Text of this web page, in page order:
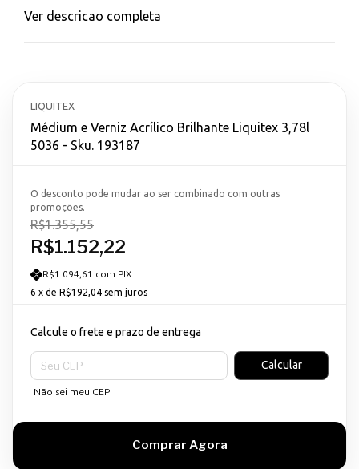
Ver descricao completa
LIQUITEX
Médium e Verniz Acrílico Brilhante Liquitex 3,78l
5036 - Sku. 193187
R$1.152,22
R$1.355,55
O desconto pode mudar ao ser combinado com outras
promoções.
R$1.094,61 com PIX
6 x de R$192,04 sem juros
Calcule o frete e prazo de entrega
Entregas para o CEP:
Calcular
Não sei meu CEP